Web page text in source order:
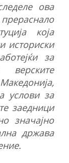
ова
која
историски
за
услови за
заедници
значајно
држава